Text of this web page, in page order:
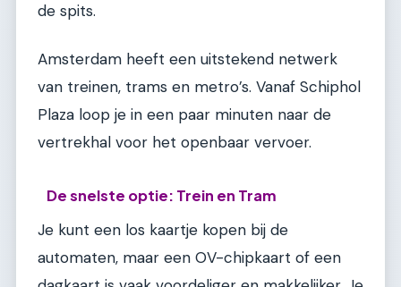
de spits.
Amsterdam heeft een uitstekend netwerk
van treinen, trams en metro’s. Vanaf Schiphol
Plaza loop je in een paar minuten naar de
vertrekhal voor het openbaar vervoer.
De snelste optie: Trein en Tram
Je kunt een los kaartje kopen bij de
automaten, maar een OV-chipkaart of een